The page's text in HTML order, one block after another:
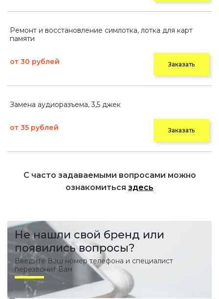
Ремонт и восстановление симлотка, лотка для карт
памяти
от 30 рублей Заказать
Замена аудиоразъема, 3,5 джек
от 35 рублей Заказать
С часто задаваемыми вопросами можно
ознакомиться здесь
Не нашли свой бренд или
появились вопросы?
Введите Ваш номер телефона и специалист
перезвонит Вам